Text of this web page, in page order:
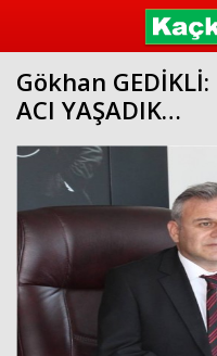
Gökhan
ACI YAŞADIK…